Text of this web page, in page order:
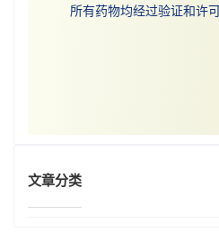
所有药物均经过验证和许可
文章分类